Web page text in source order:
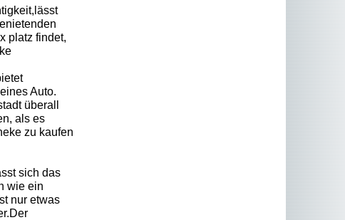
platz findet,
Auto.
überall
als es
zu kaufen
sich das
wie ein
nur etwas